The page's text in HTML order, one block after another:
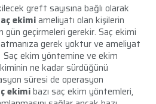
greft sayısına bağlı olarak
ekimiameliyatı olan kişilerin
geçirmeleri gerekir. Saç ekimi
gerek yoktur ve ameliyat
ekim yöntemine ve ekim
ne kadar sürdüğünü
süresi de operasyon
ekimibazı saç ekim yöntemleri,